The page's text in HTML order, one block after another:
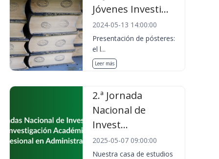
Jóvenes Investi...
2024-05-13 14:00:00
Presentación de pósteres:
el l...
Leer más
2.ª Jornada
Nacional de
Invest...
2025-05-07 09:00:00
Nuestra casa de estudios